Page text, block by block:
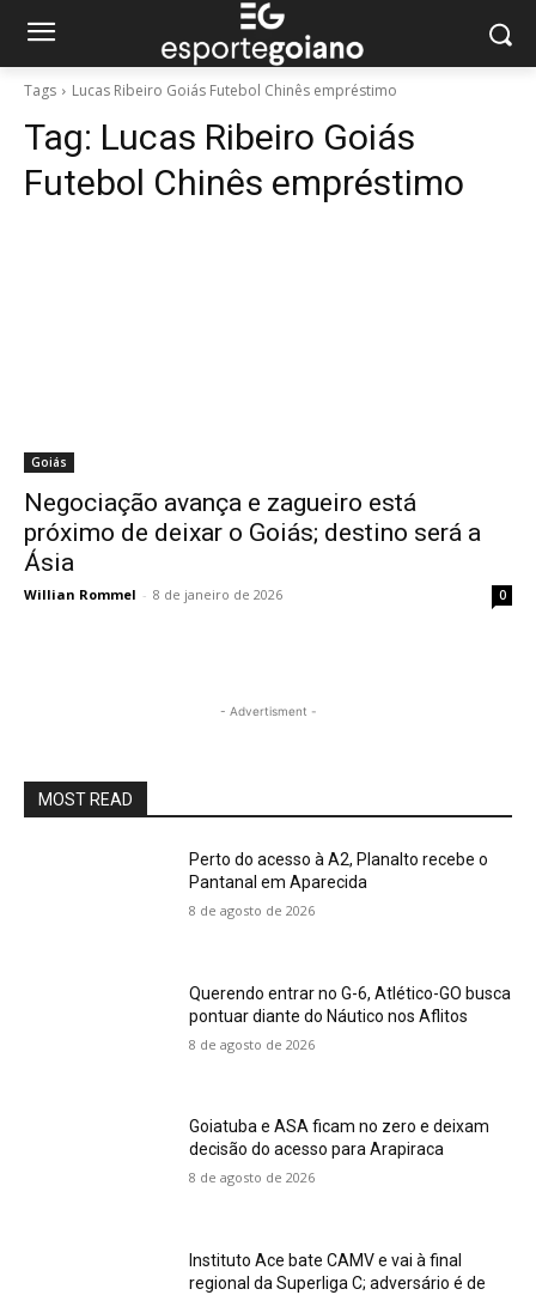
Tags Lucas Ribeiro Goiás Futebol Chinês empréstimo
Tag: Lucas Ribeiro Goiás
Futebol Chinês empréstimo
Goiás
Negociação avança e zagueiro está
próximo de deixar o Goiás; destino será a
Ásia
Willian Rommel - 8 de janeiro de 2026 0
- Advertisment -
MOST READ
Perto do acesso à A2, Planalto recebe o
Pantanal em Aparecida
8 de agosto de 2026
Querendo entrar no G-6, Atlético-GO busca
pontuar diante do Náutico nos Aflitos
8 de agosto de 2026
Goiatuba e ASA ficam no zero e deixam
decisão do acesso para Arapiraca
8 de agosto de 2026
Instituto Ace bate CAMV e vai à final
regional da Superliga C; adversário é de